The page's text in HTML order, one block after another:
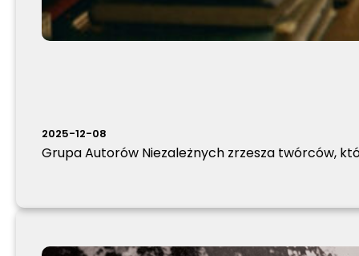
2025-12-08
Grupa Autorów Niezależnych zrzesza twórców,